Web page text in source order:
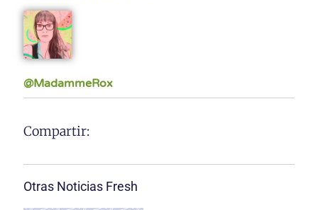
@MadammeRox
Compartir:
Otras Noticias Fresh